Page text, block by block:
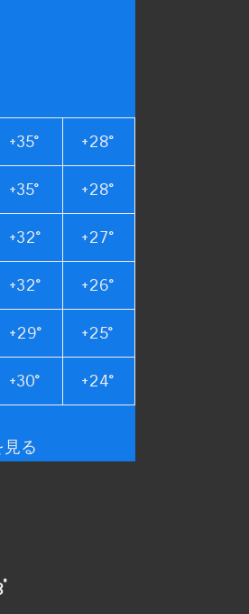
+35° +28°
+35° +28°
+32° +27°
+32° +26°
+29° +25°
+30° +24°
る
°